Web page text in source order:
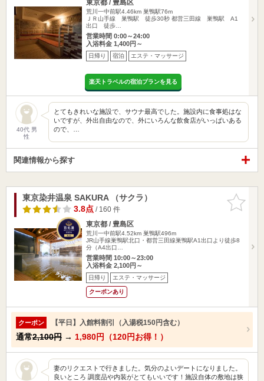
東京都 / 豊島区
荒川一中前駅4.46km 巣鴨駅76m
ＪＲ山手線 巣鴨駅 徒歩30秒 都営三田線 巣鴨駅 A1
出口 徒歩…
営業時間 0:00～24:00
入浴料金 1,400円～
日帰り 宿泊 エステ・マッサージ
楽天トラベルの宿泊プランを見る
40代 男
性
とてもきれいな施設で、サウナ最高でした。施設内に食事処はな
いですが、外出自由なので、外にいろんな飲食店がいっぱいある
ので、…
関連情報から探す
お気に入
りに追加
東京染井温泉 SAKURA （サクラ）
3.8点/ 160 件
東京都 / 豊島区
荒川一中前駅4.52km 巣鴨駅496m
JR山手線巣鴨駅北口・都営三田線巣鴨駅A1出口より徒歩8
分（A4出口…
営業時間 10:00～23:00
入浴料金 2,100円～
日帰り エステ・マッサージ
クーポンあり
クーポン 【平日】入館料割引（入湯税150円含む）
通常2,100円 → 1,980円（120円お得！）
妻のリクエストで行きました。気分のよいデートになりました。
良いところ 調度品や内装がとてもいいです！施設自体の敷地は狭